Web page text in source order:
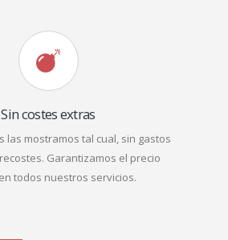
Sin costes extras
las mostramos tal cual, sin gastos
Garantizamos el precio
todos nuestros servicios.